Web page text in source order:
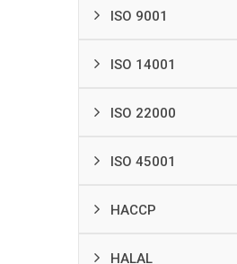
ISO 9001
ISO 14001
ISO 22000
ISO 45001
HACCP
HALAL